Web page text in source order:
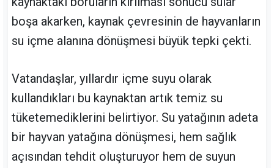
boşa akarken, kaynak çevresinin de hayvanların
su içme alanına dönüşmesi büyük tepki çekti.
Vatandaşlar, yıllardır içme suyu olarak
kullandıkları bu kaynaktan artık temiz su
tüketemediklerini belirtiyor. Su yatağının adeta
bir hayvan yatağına dönüşmesi, hem sağlık
açısından tehdit oluşturuyor hem de suyun